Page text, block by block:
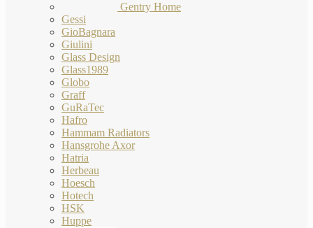
Gentry Home
Gessi
GioBagnara
Giulini
Glass Design
Glass1989
Globo
Graff
GuRaTec
Hafro
Hammam Radiators
Hansgrohe Axor
Hatria
Herbeau
Hoesch
Hotech
HSK
Huppe